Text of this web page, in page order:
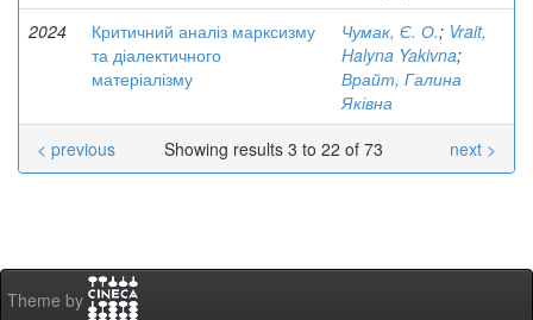
2024
Критичний аналіз марксизму
та діалектичного
матеріалізму
Чумак, Є. О.; Vrait,
Halyna Yakivna;
Врайт, Галина
Яківна
Showing results 3 to 22 of 73
< previous next >
Theme by